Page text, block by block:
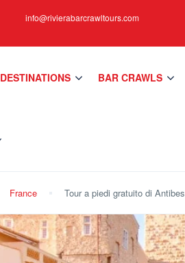
info@rivierabarcrawltours.com
DESTINATIONS BAR CRAWLS
France Tour a piedi gratuito di Antibes